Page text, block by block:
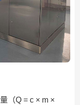
（Q = c × m ×